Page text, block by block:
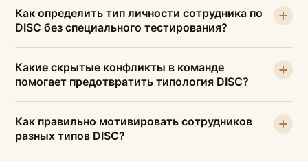
Как определить тип личности сотрудника по
DISC без специального тестирования?
Какие скрытые конфликты в команде
помогает предотвратить типология DISC?
Как правильно мотивировать сотрудников
разных типов DISC?